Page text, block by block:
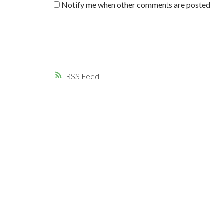
RSS
Notify me when other comments are posted